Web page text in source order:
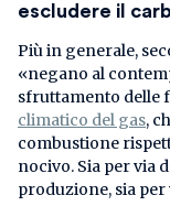
escludere il
Più in generale,
«negano al
sfruttamento delle
climatico del gas,
combustione
nocivo. Sia per via
produzione, sia per